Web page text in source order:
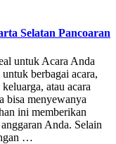
Selatan Pancoaran
untuk Acara Anda
berbagai acara,
atau acara
bisa menyewanya
ini memberikan
Anda. Selain
…